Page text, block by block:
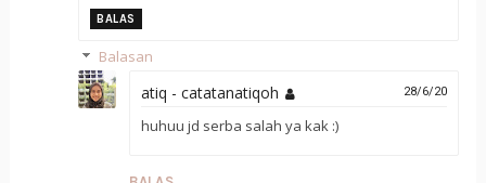
BALAS
Balasan
atiq - catatanatiqoh 28/6/20
huhuu jd serba salah ya kak :)